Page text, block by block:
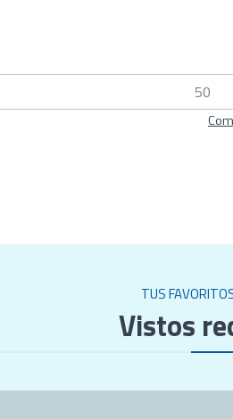
TUS
Vistos